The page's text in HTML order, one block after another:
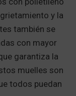
y la
también se
con mayor
garantiza la
muelles son
todos puedan